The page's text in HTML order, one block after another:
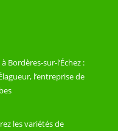
Bordères-sur-l’Échez :
l’entreprise de
les variétés de